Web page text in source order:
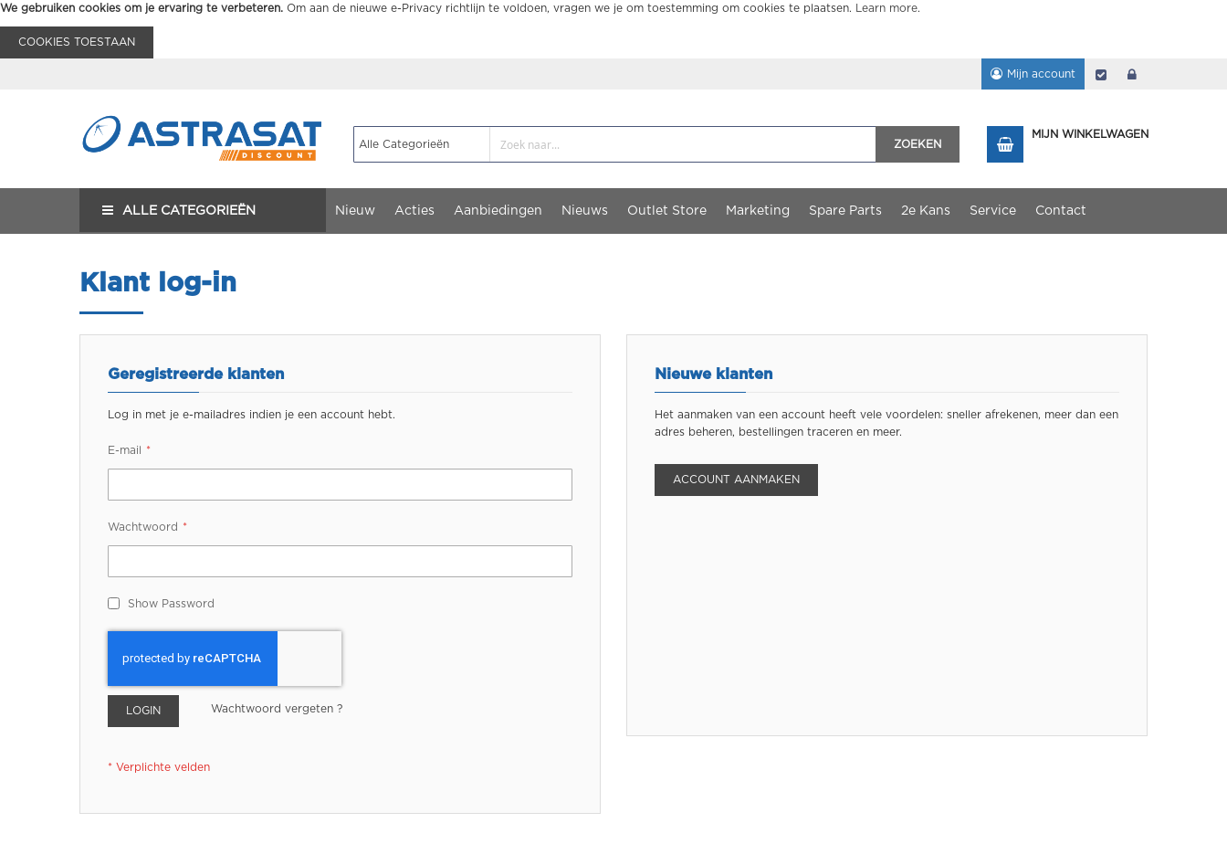
We gebruiken cookies om je ervaring te verbeteren. Om aan de nieuwe e-Privacy richtlijn te voldoen, vragen we je om toestemming om cookies te plaatsen. Learn more.
COOKIES TOESTAAN
Mijn account Afrekenen
ZOEKEN
MIJN WINKELWAGEN
ALLE CATEGORIEËN Nieuw Acties Aanbiedingen Nieuws Outlet Store Marketing Spare Parts 2e Kans Service Contact
Klant log-in
Geregistreerde klanten
Log in met je e-mailadres indien je een account hebt.
E-mail
Wachtwoord
Show Password
LOGIN Wachtwoord vergeten ?
Nieuwe klanten
Het aanmaken van een account heeft vele voordelen: sneller afrekenen, meer dan een
adres beheren, bestellingen traceren en meer.
ACCOUNT AANMAKEN